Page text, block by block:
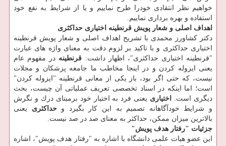
خواهیم نظر انتقادی خودرا طرح نماییم و یا از شرایط به نفع خود
استفاده و بهره برداری نماییم.
اهداف اصلی و شعار پویش قرنطینه اختیاری حداكثری
دكتر كشاورز محمدی با تشریح اهداف اصلی و شعار پویش قرنطینه
اختیاری حداكثری و با تاكید بر لزوم دقت به معنای واژه ­های عبارت
"قرنطینه اختیاری حداكثری"، اظهار داشت: قرنطینه در مفهوم عام
یعنی ایزوله كردن و در اینجا مخاطب ما جامعه پزشكان و مجلات
نیست، كه حتی اگر بود، باز یكی از معانی قرنطینه "ایزوله كردن"
است؛ اما اینكه در اسناد تخصصی تعریف عملیاتی آن چیست، بحث
دیگری است.
اختیاری یعنی فرد به اختیار خود برمبنای درك و نگرش
و شرایط خودآگاهانه تصمیم به این كار بگیرد وحداكثری یعنی
بالاترین میزان ممكن، حداكثر به معنای صد در صد نیست.
جزئیات "رفتار هدف پویش"
این عضو هیات علمی دانشگاه با اشاره به "رفتار هدف پویش"، اشاره